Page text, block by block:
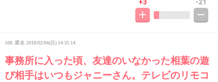
+3 -21
108. 匿名 2018/02/04(日) 14:35:14
事務所に入った頃、友達のいなかった相葉の遊
び相手はいつもジャニーさん。テレビのリモコ